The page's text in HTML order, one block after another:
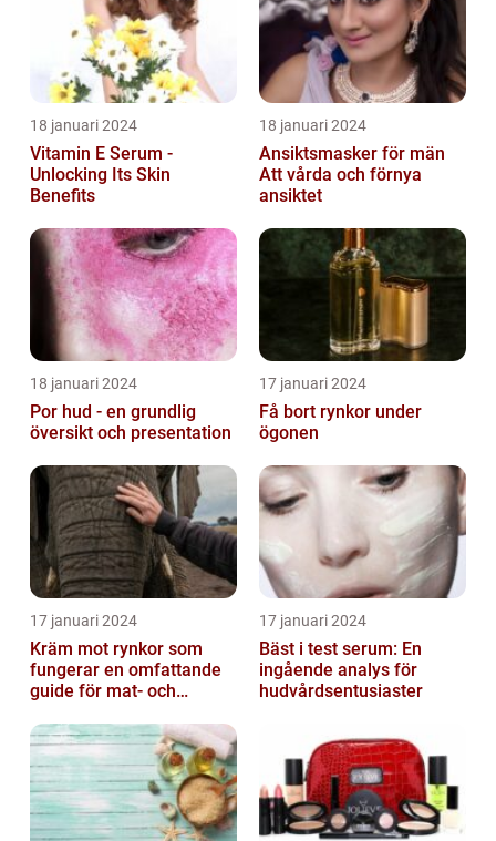
18 januari 2024
Vitamin E Serum -
Unlocking Its Skin
Benefits
18 januari 2024
Ansiktsmasker för män
Att vårda och förnya
ansiktet
18 januari 2024
Por hud - en grundlig
översikt och presentation
17 januari 2024
Få bort rynkor under
ögonen
17 januari 2024
Kräm mot rynkor som
fungerar en omfattande
guide för mat- och
17 januari 2024
Bäst i test serum: En
ingående analys för
hudvårdsentusiaster